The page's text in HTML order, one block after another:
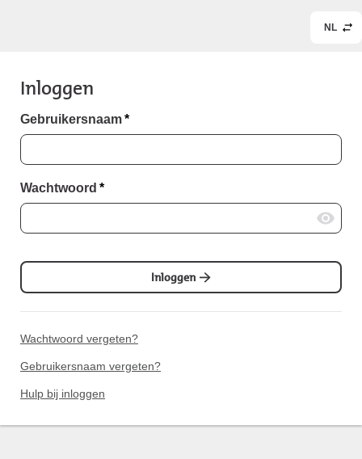
NL
Inloggen
Gebruikersnaam*
Wachtwoord *
Inloggen
Wachtwoord vergeten?
Gebruikersnaam vergeten?
Hulp bij inloggen